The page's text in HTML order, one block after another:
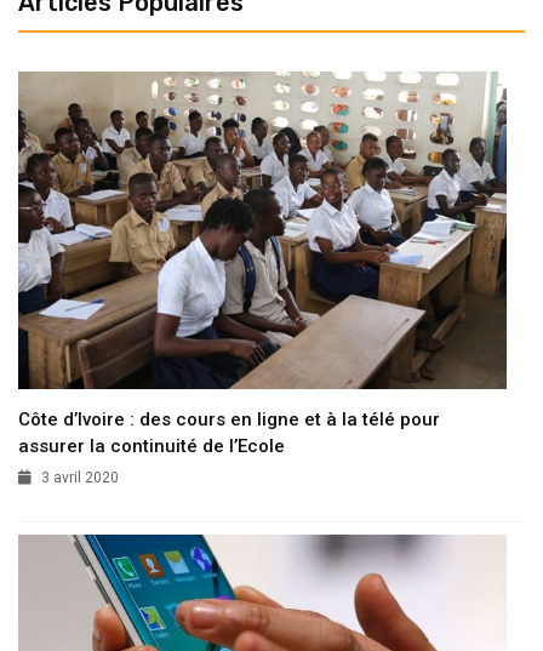
Côte d’Ivoire : des cours en ligne et à la télé pour
assurer la continuité de l’Ecole
3 avril 2020